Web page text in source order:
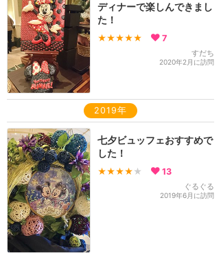
ディナーで楽しんできまし
た！
★★★★★ 7
すだち
2020年2月に訪問
2019年
七夕ビュッフェおすすめで
した！
★★★★ ★ 13
ぐるぐる
2019年6月に訪問